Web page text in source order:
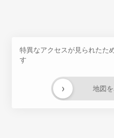
特異なアクセスが見られたた
す
地図
›